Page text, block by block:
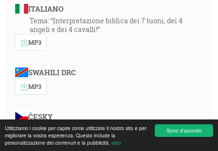
Sono d'accordo
Utilizziamo i cookie per capire come utilizzate il nostro sito e per
migliorare la vostra esperienza. Questo include la
personalizzazione dei contenuti e la pubblicità. altro
ITALIANO
Tema: “Interpretazione biblica dei 7 tuoni, dei 4
angeli e dei 4 cavalli!”
MP3
SWAHILI DRC
MP3
ČESKY
1991-02-02-1930-czech
MP3